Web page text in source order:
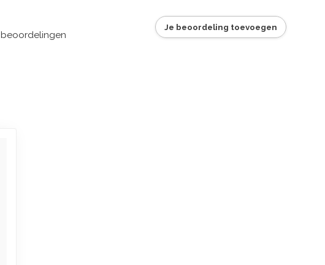
erkende ecologische normen en is gecertificeerd volgens
Oeko-Tex® Standard 100.
beoordelingen
Je beoordeling toevoegen